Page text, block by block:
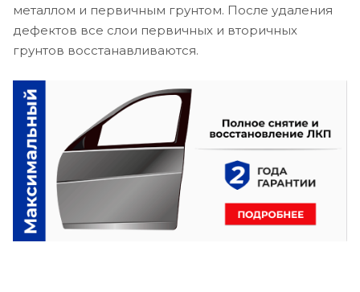
металлом и первичным грунтом. После удаления
дефектов все слои первичных и вторичных
грунтов восстанавливаются.